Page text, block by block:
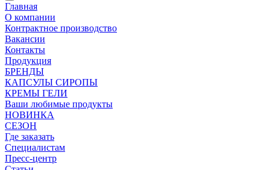
Главная
О компании
Контрактное производство
Вакансии
Контакты
Продукция
БРЕНДЫ
КАПСУЛЫ СИРОПЫ
КРЕМЫ ГЕЛИ
Ваши любимые продукты
НОВИНКА
СЕЗОН
Где заказать
Специалистам
Пресс-центр